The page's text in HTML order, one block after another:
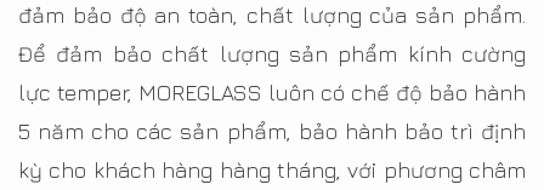
đảm bảo độ an toàn, chất lượng của sản phẩm.
Để đảm bảo chất lượng sản phẩm kính cường
lực temper, MOREGLASS luôn có chế độ bảo hành
5 năm cho các sản phẩm, bảo hành bảo trì định
kỳ cho khách hàng hàng tháng, với phương châm